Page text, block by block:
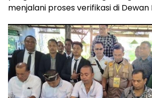
menjalani proses verifikasi di Dewan